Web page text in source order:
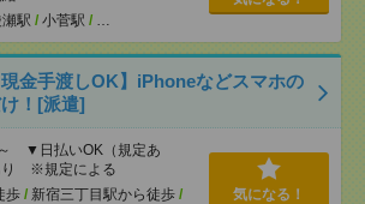
駅 / 小菅駅 / …
現金手渡しOK】iPhoneなどスマホの
！[派遣]
▼日払いOK（規定あ
り ※規定による
歩 / 新宿三丁目駅から徒歩 /
気になる！